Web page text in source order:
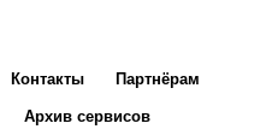
Контакты Партнёрам
Архив сервисов